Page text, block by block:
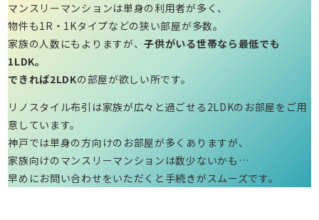
マンスリーマンションは単身の利用者が多く、
物件も1R・1Kタイプなどの狭い部屋が多数。
家族の人数にもよりますが、子供がいる世帯なら最低でも
1LDK。
できれば2LDKの部屋が欲しい所です。
リノスタイル布引は家族が広々と過ごせる2LDKのお部屋をご用
意しています。
神戸では単身の方向けのお部屋が多くありますが、
家族向けのマンスリーマンションは数少ないかも…
早めにお問い合わせをいただくと手続きがスムーズです。